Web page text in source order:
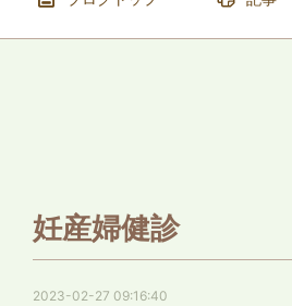
妊産婦健診
2023-02-27 09:16:40